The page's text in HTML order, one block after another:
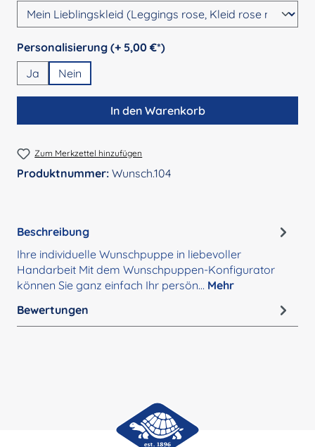
Personalisierung (+ 5,00 €*)auswählen
Ja
Nein
In den Warenkorb
Zum Merkzettel hinzufügen
Produktnummer: Wunsch.104
Beschreibung
Ihre individuelle Wunschpuppe in liebevoller
Handarbeit Mit dem Wunschpuppen-Konfigurator
können Sie ganz einfach Ihr persön… Mehr
Bewertungen